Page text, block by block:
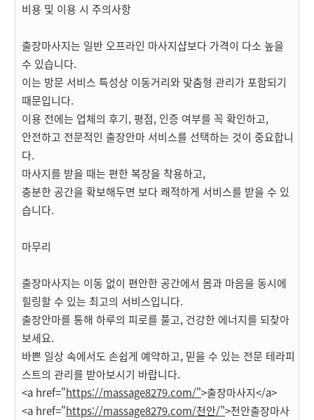
비용 및 이용 시 주의사항
출장마사지는 일반 오프라인 마사지샵보다 가격이 다소 높을
수 있습니다.
이는 방문 서비스 특성상 이동거리와 맞춤형 관리가 포함되기
때문입니다.
이용 전에는 업체의 후기, 평점, 인증 여부를 꼭 확인하고,
안전하고 전문적인 출장안마 서비스를 선택하는 것이 중요합니
다.
마사지를 받을 때는 편한 복장을 착용하고,
충분한 공간을 확보해두면 보다 쾌적하게 서비스를 받을 수 있
습니다.
마무리
출장마사지는 이동 없이 편안한 공간에서 몸과 마음을 동시에
힐링할 수 있는 최고의 서비스입니다.
출장안마를 통해 하루의 피로를 풀고, 건강한 에너지를 되찾아
보세요.
바쁜 일상 속에서도 손쉽게 예약하고, 믿을 수 있는 전문 테라피
스트의 관리를 받아보시기 바랍니다.
<a href="https://massage8279.com/">출장마사지</a>
<a href="https://massage8279.com/천안/">천안출장마사